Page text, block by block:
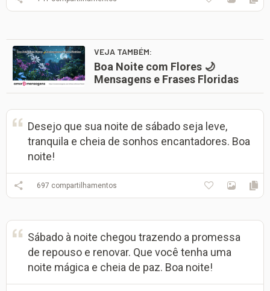
VEJA TAMBÉM:
Boa Noite com Flores 🌙
Mensagens e Frases Floridas
Desejo que sua noite de sábado seja leve,
tranquila e cheia de sonhos encantadores. Boa
noite!
697 compartilhamentos
Sábado à noite chegou trazendo a promessa
de repouso e renovar. Que você tenha uma
noite mágica e cheia de paz. Boa noite!